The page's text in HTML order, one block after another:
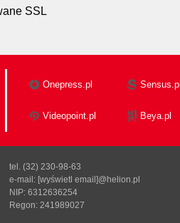
SSL
Onepress.pl Sensus.pl
Videopoint.pl Beya.pl
tel. (32) 230-98-63
e-mail: [wyświetl email]@helion.pl
NIP: 6312636254
Regon: 241989027